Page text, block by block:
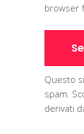
browser
Questo
spam.
derivati